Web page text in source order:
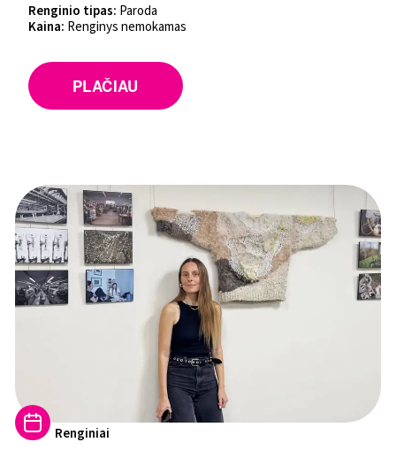
Renginio tipas: Paroda
Kaina: Renginys nemokamas
PLAČIAU
Renginiai